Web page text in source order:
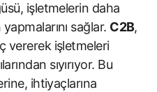
işletmelerin daha
sağlar. C2B,
vererek işletmeleri
sıyırıyor. Bu
ihtiyaçlarına